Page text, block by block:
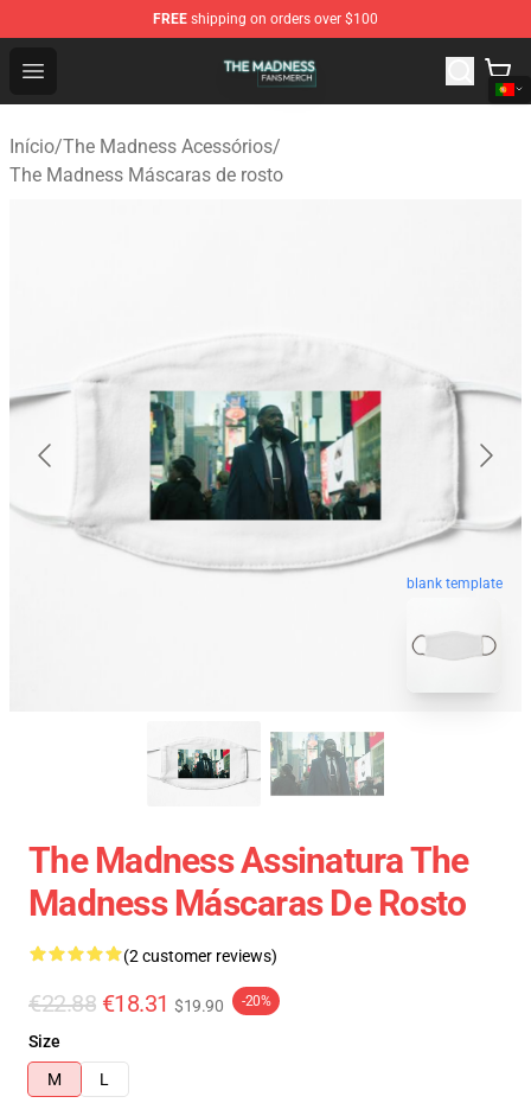
FREE shipping on orders over $100
Open menu
The Madness Shop - Official The Madness Merchandise
Início/The Madness Acessórios/
The Madness Máscaras de rosto
blank template
The Madness Assinatura The
Madness Máscaras De Rosto
(2 customer reviews)
€22.88 €18.31 $19.90 -20%
Size
M
L